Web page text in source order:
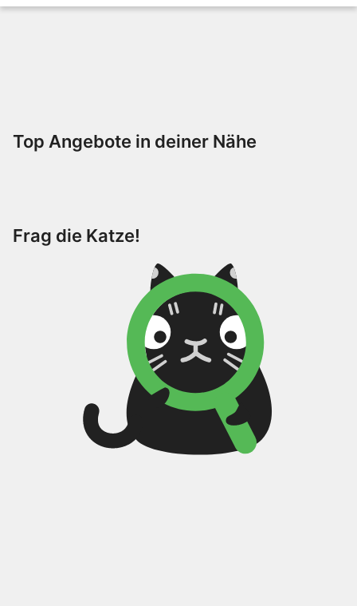
Top Angebote in deiner Nähe
Frag die Katze!